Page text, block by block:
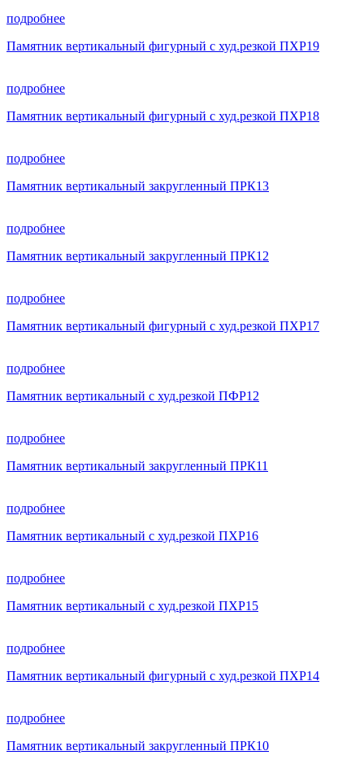
подробнее
Памятник вертикальный фигурный с худ.резкой ПХР19
подробнее
Памятник вертикальный фигурный с худ.резкой ПХР18
подробнее
Памятник вертикальный закругленный ПРК13
подробнее
Памятник вертикальный закругленный ПРК12
подробнее
Памятник вертикальный фигурный с худ.резкой ПХР17
подробнее
Памятник вертикальный с худ.резкой ПФР12
подробнее
Памятник вертикальный закругленный ПРК11
подробнее
Памятник вертикальный с худ.резкой ПХР16
подробнее
Памятник вертикальный с худ.резкой ПХР15
подробнее
Памятник вертикальный фигурный с худ.резкой ПХР14
подробнее
Памятник вертикальный закругленный ПРК10